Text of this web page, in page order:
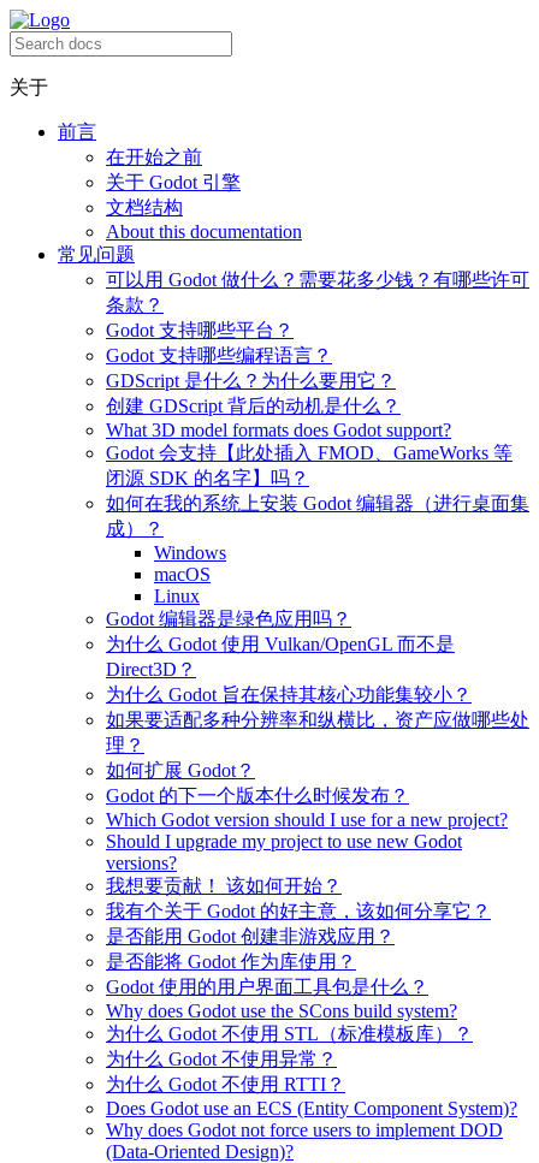
关于
前言
在开始之前
关于 Godot 引擎
文档结构
About this documentation
常见问题
可以用 Godot 做什么？需要花多少钱？有哪些许可
条款？
Godot 支持哪些平台？
Godot 支持哪些编程语言？
GDScript 是什么？为什么要用它？
创建 GDScript 背后的动机是什么？
What 3D model formats does Godot support?
Godot 会支持【此处插入 FMOD、GameWorks 等
闭源 SDK 的名字】吗？
如何在我的系统上安装 Godot 编辑器（进行桌面集
成）？
Windows
macOS
Linux
Godot 编辑器是绿色应用吗？
为什么 Godot 使用 Vulkan/OpenGL 而不是
Direct3D？
为什么 Godot 旨在保持其核心功能集较小？
如果要适配多种分辨率和纵横比，资产应做哪些处
理？
如何扩展 Godot？
Godot 的下一个版本什么时候发布？
Which Godot version should I use for a new project?
Should I upgrade my project to use new Godot
versions?
我想要贡献！ 该如何开始？
我有个关于 Godot 的好主意，该如何分享它？
是否能用 Godot 创建非游戏应用？
是否能将 Godot 作为库使用？
Godot 使用的用户界面工具包是什么？
Why does Godot use the SCons build system?
为什么 Godot 不使用 STL（标准模板库）？
为什么 Godot 不使用异常？
为什么 Godot 不使用 RTTI？
Does Godot use an ECS (Entity Component System)?
Why does Godot not force users to implement DOD
(Data-Oriented Design)?